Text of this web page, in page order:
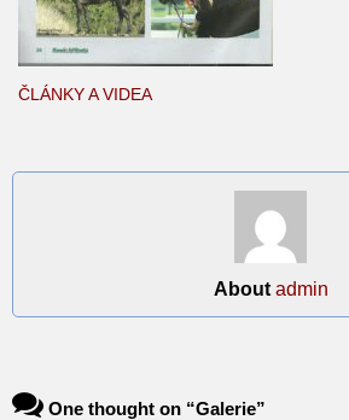
ČLÁNKY A VIDEA
About admin
One thought on “Galerie”